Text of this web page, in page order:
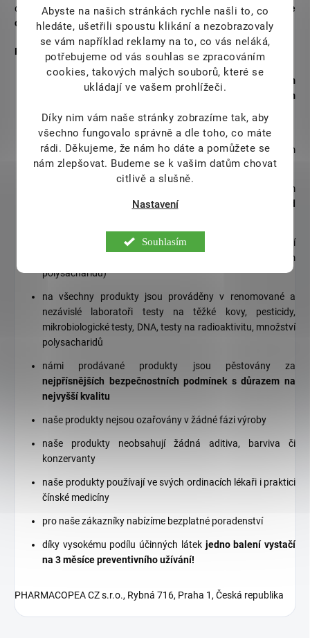
Abyste na našich stránkách rychle našli to, co
hledáte, ušetřili spoustu klikání a nezobrazovaly
se vám například reklamy na to, co vás neláká,
potřebujeme od vás souhlas se zpracováním
cookies, takových malých souborů, které se
ukládají ve vašem prohlížeči.
Díky nim vám naše stránky zobrazíme tak, aby
všechno fungovalo správně a dle toho, co máte
rádi. Děkujeme, že nám ho dáte a pomůžete se
nám zlepšovat. Budeme se k vašim datům chovat
citlivě a slušně.
Nastavení
Souhlasím
doplněk, který pečuje o imunitu, dodává energii a
pročišťuje
organismus.
Proč zvolit Superionherbs?
prodáváme extrakty z medicinálních hub s
maximálním
podílem polysacharidů (více než 40%) a obsahem
triterpenoidů (více než 4%)
SpolečnostPharmacopea Ltd. spoluvlastní pěstírny v Číně
a Tibetu a má tak absolutní kontrolu nad způsobem
pěstování.
Ganoderma v našich produktech je pěstováná tradičním
způsobem na dlouhých dřevěných kmenech tzv.
(90% produktů z Reishi na trhu jsou rychlené – 3 měsíční
houby, pěstované v plastových pytlích s nízkým obsahem
polysacharidů)
na všechny produkty jsou prováděny v renomované a
nezávislé laboratoři testy na těžké kovy, pesticidy,
mikrobiologické testy, DNA, testy na radioaktivitu, množství
polysacharidů
námi prodávané produkty jsou pěstovány za
nejpřísnějších bezpečnostních podmínek s důrazem na
nejvyšší kvalitu
naše produkty nejsou ozařovány v žádné fázi výroby
naše produkty neobsahují žádná aditiva, barviva či
konzervanty
naše produkty používají ve svých ordinacích lékaři i praktici
čínské medicíny
pro naše zákazníky nabízíme bezplatné poradenství
díky vysokému podílu účinných látek jedno balení vystačí
na 3 měsíce preventivního užívání!
PHARMACOPEA CZ s.r.o., Rybná 716, Praha 1, Česká republika